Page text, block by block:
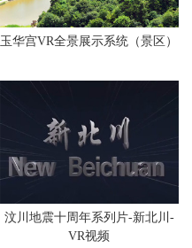
玉华宫VR全景展示系统（景区）
汶川地震十周年系列片-新北川-
VR视频